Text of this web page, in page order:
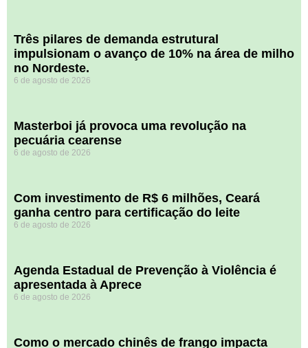
​Três pilares de demanda estrutural
impulsionam o avanço de 10% na área de milho
no Nordeste.
6 de agosto de 2026
Masterboi já provoca uma revolução na
pecuária cearense
6 de agosto de 2026
Com investimento de R$ 6 milhões, Ceará
ganha centro para certificação do leite
6 de agosto de 2026
Agenda Estadual de Prevenção à Violência é
apresentada à Aprece
6 de agosto de 2026
​Como o mercado chinês de frango impacta